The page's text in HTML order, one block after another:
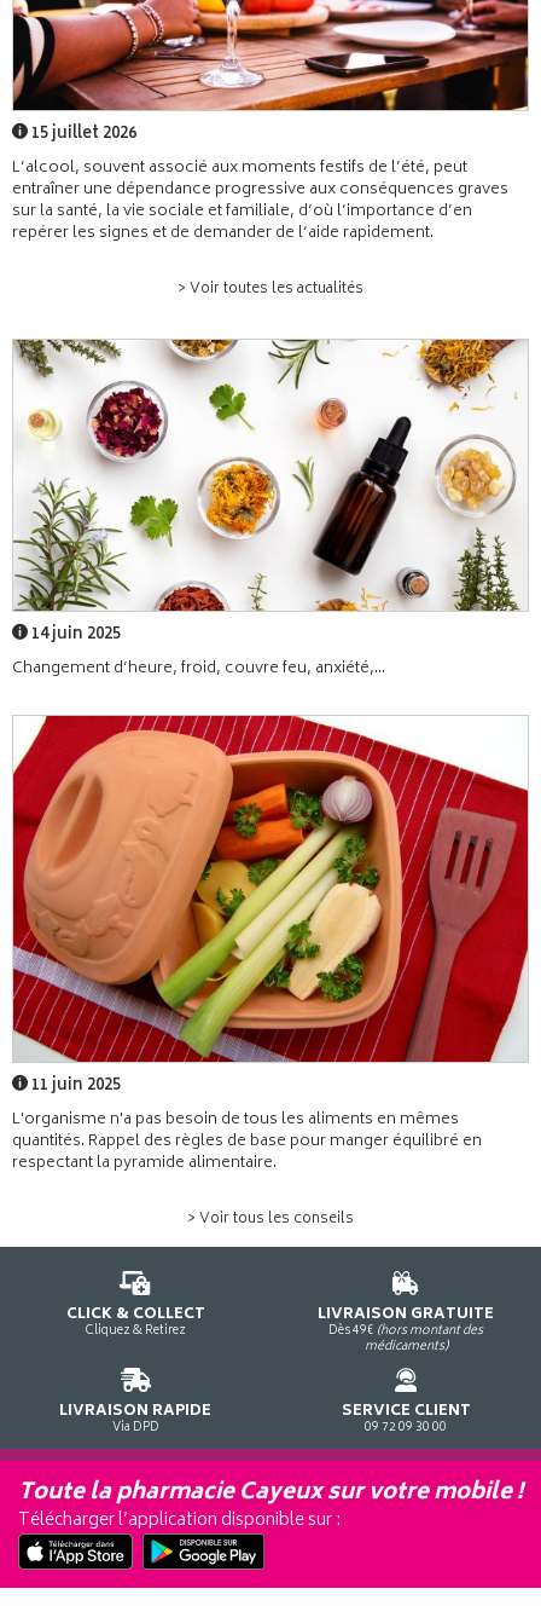
15 juillet 2026
L’alcool, souvent associé aux moments festifs de l’été, peut
entraîner une dépendance progressive aux conséquences graves
sur la santé, la vie sociale et familiale, d’où l’importance d’en
repérer les signes et de demander de l’aide rapidement.
> Voir toutes les actualités
14 juin 2025
Changement d’heure, froid, couvre feu, anxiété,...
11 juin 2025
L'organisme n'a pas besoin de tous les aliments en mêmes
quantités. Rappel des règles de base pour manger équilibré en
respectant la pyramide alimentaire.
> Voir tous les conseils
CLICK & COLLECT
Cliquez & Retirez
LIVRAISON GRATUITE
Dès 49€ (hors montant des
médicaments)
LIVRAISON RAPIDE
Via DPD
SERVICE CLIENT
09 72 09 30 00
Toute la pharmacie Cayeux sur votre mobile !
Télécharger l’application disponible sur :